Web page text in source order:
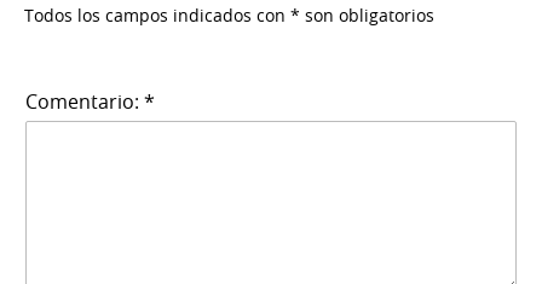
Todos los campos indicados con * son obligatorios
Comentario: *